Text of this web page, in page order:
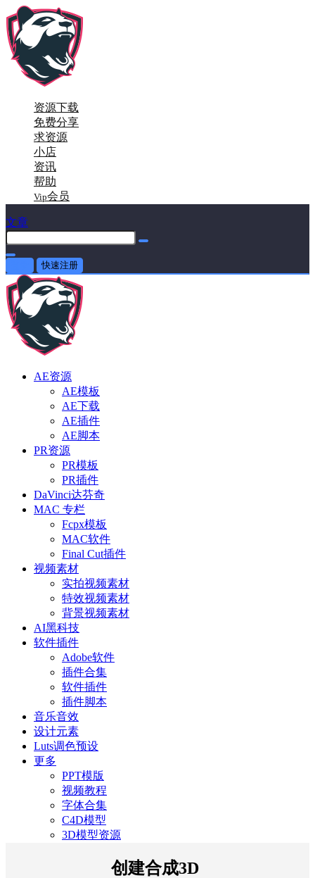
资源下载
免费分享
求资源
小店
资讯
帮助
Vip会员
文章
快速注册
AE资源
AE模板
AE下载
AE插件
AE脚本
PR资源
PR模板
PR插件
DaVinci达芬奇
MAC 专栏
Fcpx模板
MAC软件
Final Cut插件
视频素材
实拍视频素材
特效视频素材
背景视频素材
AI黑科技
软件插件
Adobe软件
插件合集
软件插件
插件脚本
音乐音效
设计元素
Luts调色预设
更多
PPT模版
视频教程
字体合集
C4D模型
3D模型资源
创建合成3D